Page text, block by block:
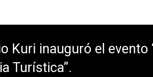
Kuri inauguró el evento
Turística”.